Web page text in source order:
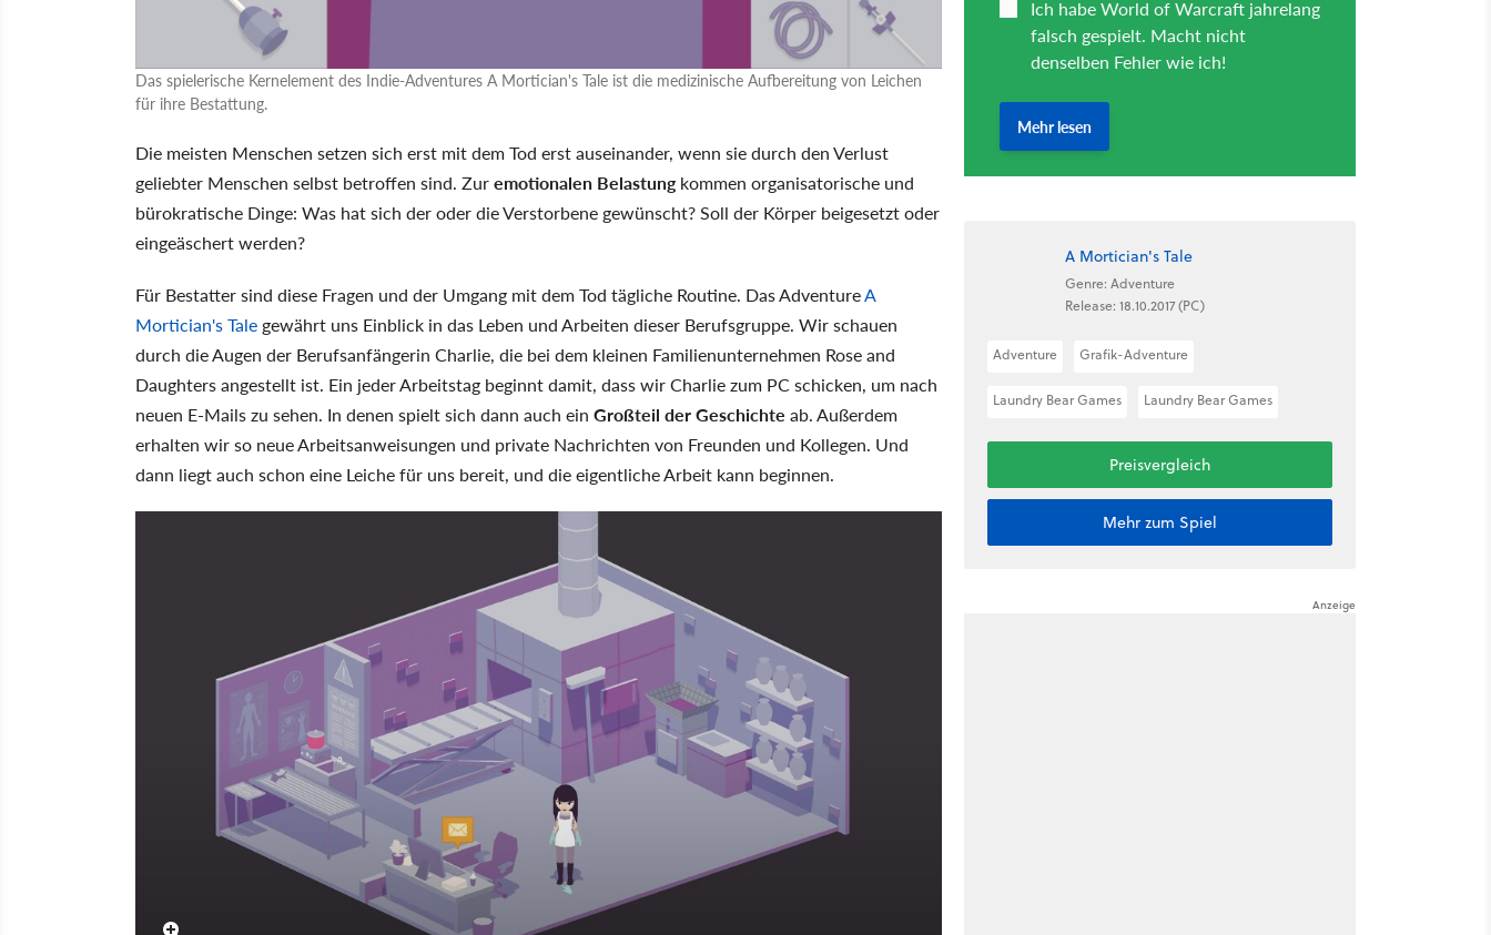
Das spielerische Kernelement des Indie-Adventures A Mortician's Tale ist die medizinische Aufbereitung von Leichen
für ihre Bestattung.
Die meisten Menschen setzen sich erst mit dem Tod erst auseinander, wenn sie durch den Verlust
geliebter Menschen selbst betroffen sind. Zuremotionalen Belastungkommen organisatorische und
bürokratische Dinge: Was hat sich der oder die Verstorbene gewünscht? Soll der Körper beigesetzt oder
eingeäschert werden?
Für Bestatter sind diese Fragen und der Umgang mit dem Tod tägliche Routine. Das AdventureA
Mortician's Tale gewährt uns Einblick in das Leben und Arbeiten dieser Berufsgruppe. Wir schauen
durch die Augen der Berufsanfängerin Charlie, die bei dem kleinen Familienunternehmen Rose and
Daughters angestellt ist. Ein jeder Arbeitstag beginnt damit, dass wir Charlie zum PC schicken, um nach
neuen E-Mails zu sehen. In denen spielt sich dann auch ein Großteil der Geschichte ab. Außerdem
erhalten wir so neue Arbeitsanweisungen und private Nachrichten von Freunden und Kollegen. Und
dann liegt auch schon eine Leiche für uns bereit, und die eigentliche Arbeit kann beginnen.
A Mortician's Tale
Genre: Adventure
Release: 18.10.2017 (PC)
Adventure Grafik-Adventure
Laundry Bear Games Laundry Bear Games
Preisvergleich
Mehr zum Spiel